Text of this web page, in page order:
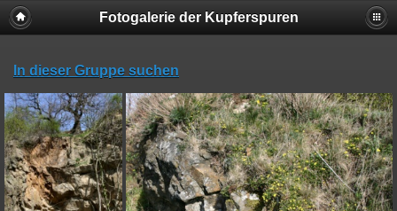
Fotogalerie der Kupferspuren
In dieser Gruppe suchen